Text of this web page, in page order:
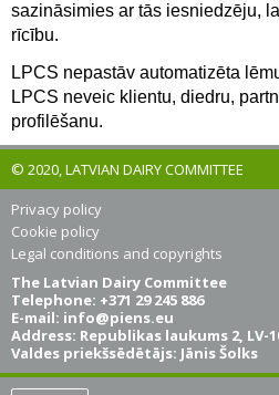
sazināsimies ar tās iesniedzēju,
rīcību.
LPCS nepastāv automatizēta
LPCS neveic klientu, diedru,
profilēšanu.
© 2020, LATVIAN DAIRY COMMITTEE
Privacy policy
Cookie policy
Legal conditions and copyrights
The Latvian Dairy Committee
Telephone: +371 29 245 886
E-mail: info@piens.eu
Address: Republikas laukums 2, LV-
Valdes priekšsēdētājs: Jānis Šolks